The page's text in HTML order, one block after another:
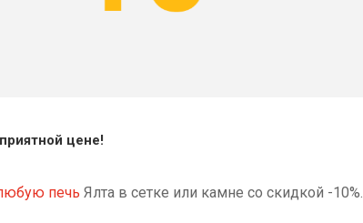
цене!
печь Ялта в сетке или камне со скидкой -10%.